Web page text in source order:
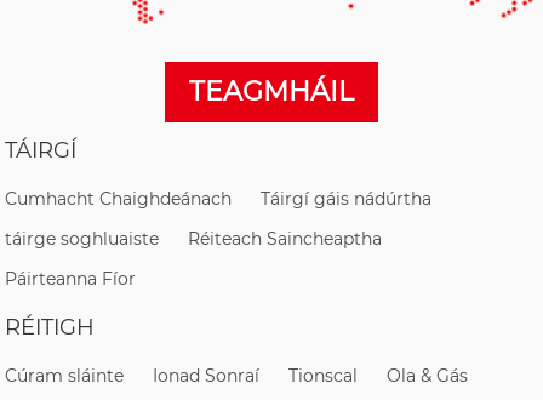
TEAGMHÁIL
TÁIRGÍ
Cumhacht Chaighdeánach
Táirgí gáis nádúrtha
táirge soghluaiste
Réiteach Saincheaptha
Páirteanna Fíor
RÉITIGH
Cúram sláinte Ionad Sonraí Tionscal
Ola & Gás